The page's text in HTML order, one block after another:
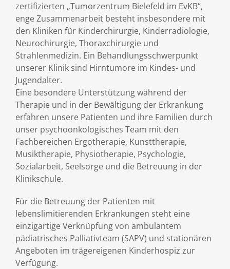
zertifizierten „Tumorzentrum Bielefeld im EvKB“,
enge Zusammenarbeit besteht insbesondere mit
den Kliniken für Kinderchirurgie, Kinderradiologie,
Neurochirurgie, Thoraxchirurgie und
Strahlenmedizin. Ein Behandlungsschwerpunkt
unserer Klinik sind Hirntumore im Kindes- und
Jugendalter.
Eine besondere Unterstützung während der
Therapie und in der Bewältigung der Erkrankung
erfahren unsere Patienten und ihre Familien durch
unser psychoonkologisches Team mit den
Fachbereichen Ergotherapie, Kunsttherapie,
Musiktherapie, Physiotherapie, Psychologie,
Sozialarbeit, Seelsorge und die Betreuung in der
Klinikschule.
Für die Betreuung der Patienten mit
lebenslimitierenden Erkrankungen steht eine
einzigartige Verknüpfung von ambulantem
pädiatrisches Palliativteam (SAPV) und stationären
Angeboten im trägereigenen Kinderhospiz zur
Verfügung.